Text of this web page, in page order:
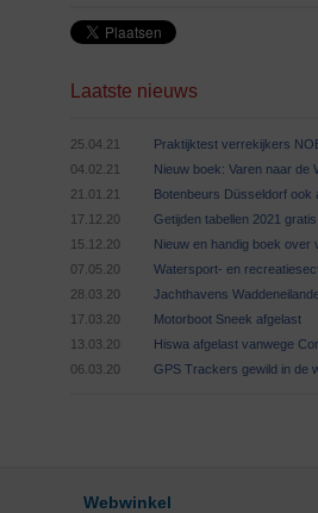
Laatste nieuws
25.04.21
Praktijktest verrekijkers
04.02.21
Nieuw boek: Varen naar de
21.01.21
Botenbeurs Düsseldorf ook
17.12.20
Getijden tabellen 2021
15.12.20
Nieuw en handig boek over
07.05.20
Watersport- en
28.03.20
Jachthavens
17.03.20
Motorboot Sneek afgelast
13.03.20
Hiswa afgelast vanwege
06.03.20
GPS Trackers gewild in de
Webwinkel